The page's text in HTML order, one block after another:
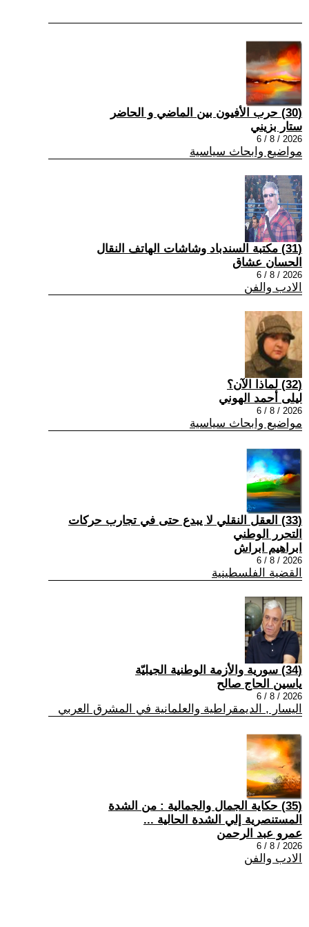
(30) حرب الأفيون بين الماضي و الحاضر
ستار بزيني
2026 / 8 / 6
مواضيع وابحاث سياسية
(31) مكتبة السندباد وشاشات الهاتف النقال
الحسان عشاق
2026 / 8 / 6
الادب والفن
(32) لماذا الآن؟
ليلى أحمد الهوني
2026 / 8 / 6
مواضيع وابحاث سياسية
(33) العقل النقلي لا يبدع حتى في تجارب حركات
التحرر الوطني
ابراهيم ابراش
2026 / 8 / 6
القضية الفلسطينية
(34) سورية والأزمة الوطنية الجيليّة
ياسين الحاج صالح
2026 / 8 / 6
اليسار , الديمقراطية والعلمانية في المشرق العربي
(35) حكاية الجمال والجمالية : من الشدة
المستنصرية إلي الشدة الحالية ...
عمرو عبد الرحمن
2026 / 8 / 6
الادب والفن